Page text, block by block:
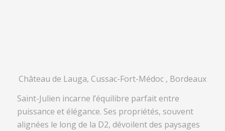
Château de Lauga, Cussac-Fort-Médoc , Bordeaux
Saint-Julien incarne l’équilibre parfait entre
puissance et élégance. Ses propriétés, souvent
alignées le long de la D2, dévoilent des paysages